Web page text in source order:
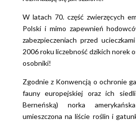
W latach 70. część zwierzęcych
Polski i mimo zapewnień
zabezpieczeniach przed
2006 roku liczebność dzikich norek
osobniki!
Zgodnie z Konwencją o ochronie
fauny europejskiej oraz ich
Berneńską) norka
umieszczona na liście roślin i